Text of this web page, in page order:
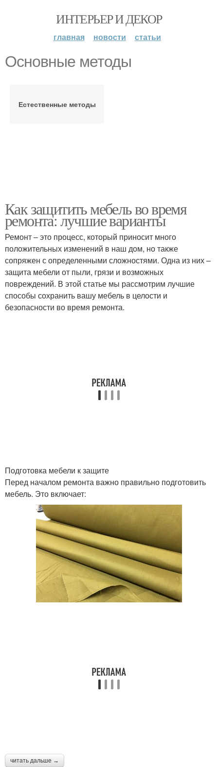
ИНТЕРЬЕР И ДЕКОР
главная новости статьи
Основные методы
Естественные методы
Как защитить мебель во время
ремонта: лучшие варианты
Ремонт – это процесс, который приносит много
положительных изменений в наш дом, но также
сопряжен с определенными сложностями. Одна из них –
защита мебели от пыли, грязи и возможных
повреждений. В этой статье мы рассмотрим лучшие
способы сохранить вашу мебель в целости и
безопасности во время ремонта.
Подготовка мебели к защите
Перед началом ремонта важно правильно подготовить
мебель. Это включает:
читать дальше →